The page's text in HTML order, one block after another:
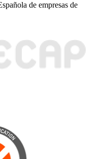
de empresas de